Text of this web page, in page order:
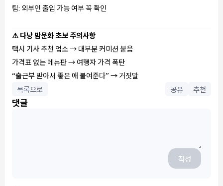
팁: 외부인 출입 가능 여부 꼭 확인
⚠️ 다낭 밤문화 초보 주의사항
택시 기사 추천 업소 → 대부분 커미션 붙음
가격표 없는 메뉴판 → 여행자 가격 폭탄
“출근부 받아서 좋은 애 붙여준다” → 거짓말
목록으로
공유 추천
댓글
작성